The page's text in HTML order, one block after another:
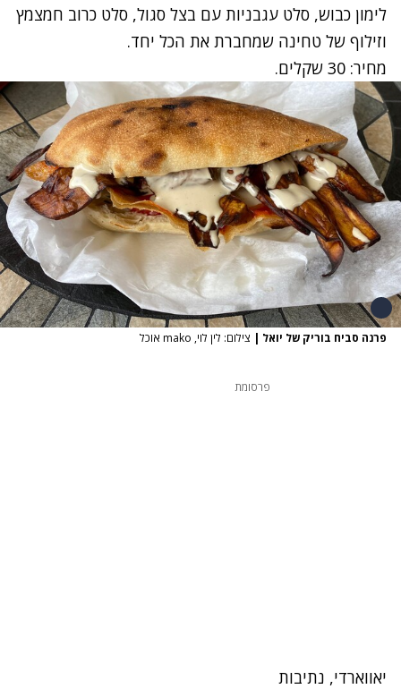
לימון כבוש, סלט עגבניות עם בצל סגול, סלט כרוב חמצמץ
וזילוף של טחינה שמחברת את הכל יחד.
מחיר: 30 שקלים.
פרנה סביח בוריק של יואל | צילום: לין לוי, mako אוכל
פרסומת
יאווארדי, נתיבות